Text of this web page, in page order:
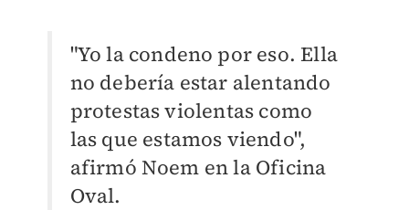
"Yo la condeno por eso. Ella
no debería estar alentando
protestas violentas como
las que estamos viendo",
afirmó Noem en la Oficina
Oval.